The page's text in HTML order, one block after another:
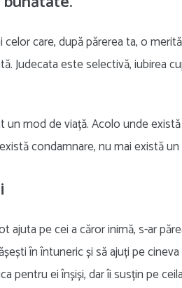
care, după părerea ta, o
Judecata este selectivă, iubirea
un mod de viață. Acolo unde
condamnare, nu mai există
ajuta pe cei a căror inimă, s-ar
în întuneric și să ajuți pe
pentru ei înșiși, dar îi susțin pe